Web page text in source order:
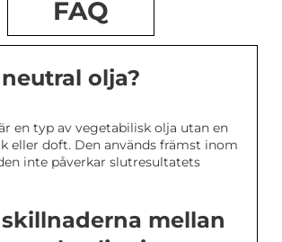
FAQ
olja?
en typ av vegetabilisk olja utan en
eller doft. Den används främst inom
inte påverkar slutresultatets
mellan